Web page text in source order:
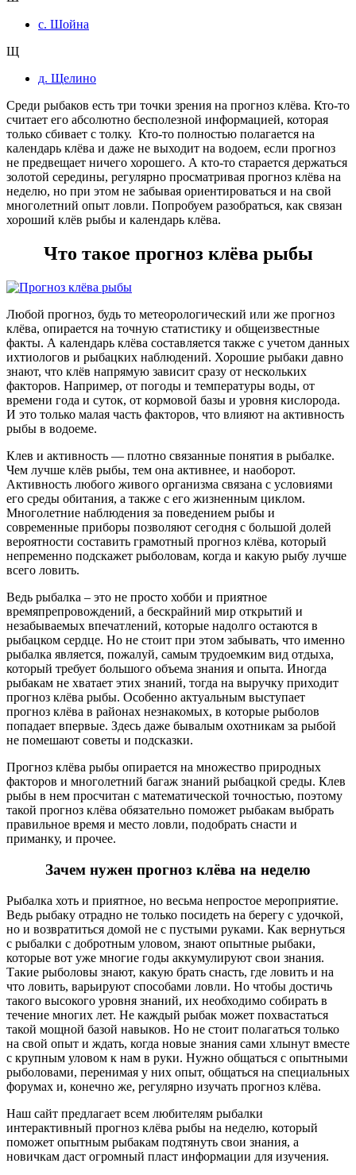
с. Шойна
Щ
д. Щелино
Среди рыбаков есть три точки зрения на прогноз клёва. Кто-то
считает его абсолютно бесполезной информацией, которая
только сбивает с толку. Кто-то полностью полагается на
календарь клёва и даже не выходит на водоем, если прогноз
не предвещает ничего хорошего. А кто-то старается держаться
золотой середины, регулярно просматривая прогноз клёва на
неделю, но при этом не забывая ориентироваться и на свой
многолетний опыт ловли. Попробуем разобраться, как связан
хороший клёв рыбы и календарь клёва.
Что такое прогноз клёва рыбы
Любой прогноз, будь то метеорологический или же прогноз
клёва, опирается на точную статистику и общеизвестные
факты. А календарь клёва составляется также с учетом данных
ихтиологов и рыбацких наблюдений. Хорошие рыбаки давно
знают, что клёв напрямую зависит сразу от нескольких
факторов. Например, от погоды и температуры воды, от
времени года и суток, от кормовой базы и уровня кислорода.
И это только малая часть факторов, что влияют на активность
рыбы в водоеме.
Клев и активность — плотно связанные понятия в рыбалке.
Чем лучше клёв рыбы, тем она активнее, и наоборот.
Активность любого живого организма связана с условиями
его среды обитания, а также с его жизненным циклом.
Многолетние наблюдения за поведением рыбы и
современные приборы позволяют сегодня с большой долей
вероятности составить грамотный прогноз клёва, который
непременно подскажет рыболовам, когда и какую рыбу лучше
всего ловить.
Ведь рыбалка – это не просто хобби и приятное
времяпрепровождений, а бескрайний мир открытий и
незабываемых впечатлений, которые надолго остаются в
рыбацком сердце. Но не стоит при этом забывать, что именно
рыбалка является, пожалуй, самым трудоемким вид отдыха,
который требует большого объема знания и опыта. Иногда
рыбакам не хватает этих знаний, тогда на выручку приходит
прогноз клёва рыбы. Особенно актуальным выступает
прогноз клёва в районах незнакомых, в которые рыболов
попадает впервые. Здесь даже бывалым охотникам за рыбой
не помешают советы и подсказки.
Прогноз клёва рыбы опирается на множество природных
факторов и многолетний багаж знаний рыбацкой среды. Клев
рыбы в нем просчитан с математической точностью, поэтому
такой прогноз клёва обязательно поможет рыбакам выбрать
правильное время и место ловли, подобрать снасти и
приманку, и прочее.
Зачем нужен прогноз клёва на неделю
Рыбалка хоть и приятное, но весьма непростое мероприятие.
Ведь рыбаку отрадно не только посидеть на берегу с удочкой,
но и возвратиться домой не с пустыми руками. Как вернуться
с рыбалки с добротным уловом, знают опытные рыбаки,
которые вот уже многие годы аккумулируют свои знания.
Такие рыболовы знают, какую брать снасть, где ловить и на
что ловить, варьируют способами ловли. Но чтобы достичь
такого высокого уровня знаний, их необходимо собирать в
течение многих лет. Не каждый рыбак может похвастаться
такой мощной базой навыков. Но не стоит полагаться только
на свой опыт и ждать, когда новые знания сами хлынут вместе
с крупным уловом к нам в руки. Нужно общаться с опытными
рыболовами, перенимая у них опыт, общаться на специальных
форумах и, конечно же, регулярно изучать прогноз клёва.
Наш сайт предлагает всем любителям рыбалки
интерактивный прогноз клёва рыбы на неделю, который
поможет опытным рыбакам подтянуть свои знания, а
новичкам даст огромный пласт информации для изучения.